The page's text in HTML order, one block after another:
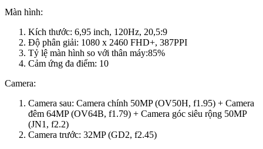
Màn hình:
Kích thước: 6,95 inch, 120Hz, 20,5:9
Độ phân giải: 1080 x 2460 FHD+, 387PPI
Tỷ lệ màn hình so với thân máy:85%
Cảm ứng đa điểm: 10
Camera:
Camera sau: Camera chính 50MP (OV50H, f1.95) + Camera
đêm 64MP (OV64B, f1.79) + Camera góc siêu rộng 50MP
(JN1, f2.2)
Camera trước: 32MP (GD2, f2.45)